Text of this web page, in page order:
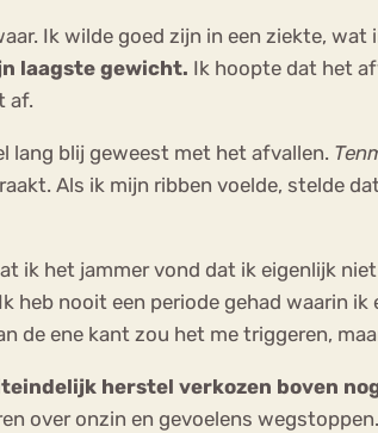
Ik wilde goed zijn in een ziekte,
laagste gewicht. Ik hoopte dat het
af.
lang blij geweest met het afvallen.
Als ik mijn ribben voelde, stelde
ik het jammer vond dat ik eigenlijk
heb nooit een periode gehad waarin
de ene kant zou het me triggeren,
herstel verkozen boven
over onzin en gevoelens
Afvallen Angst